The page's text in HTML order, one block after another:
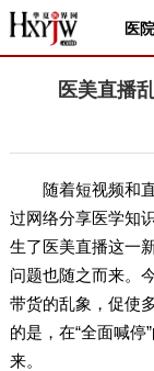
医
医美直播
随着短视频和直
过网络分享医学知
生了医美直播这一
问题也随之而来。
带货的乱象，促使
的是，在“全面喊
来。